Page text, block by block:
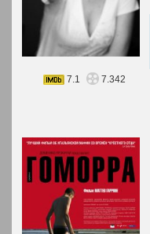
7.1
7.342